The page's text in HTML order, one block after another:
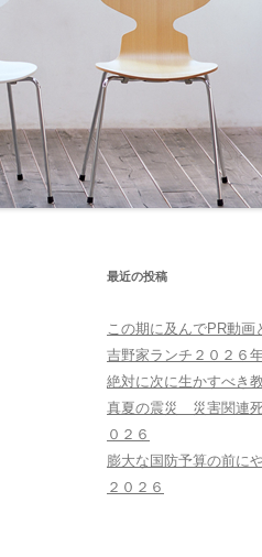
最近の投稿
この期に及んでPR動画
吉野家ランチ２０２６
絶対に次に生かすべき
真夏の震災 災害関連
０２６
膨大な国防予算の前に
２０２６